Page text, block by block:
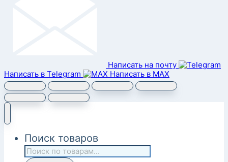
Написать на почту
Написать в Telegram
Написать в MAX
Поиск товаров